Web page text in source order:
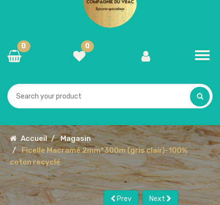
0
0
Accueil
Magasin
Ficelle Macramé 2mm*300m (gris clair)-100%
coton recyclé
Prev Next